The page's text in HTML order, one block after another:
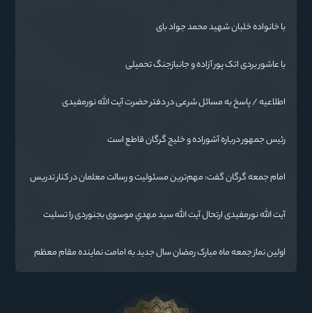
با خانواده خلبان شهید محمد جواد بای
با عاشور بردی اتک پور آزاده و جانبازجنگ تحمیلی
اطلاعیه / پاسخ به مسائل شرعی در دفتر حضرت آیت الله نورمفیدی
رئیس جمهور درباره آشوراده و خلیج گرگان قاطع است
امام جمعه گرگان گفت: مهم‌ترین مسئولیت و رسالت معلمان در کنار تدریس
ایران اسلامی است.
آیت الله نورمفیدی ارتحال آیت الله سيد مهدي موسوی بجنوردی را تسلیت
اولین نماز جمعه ماه مبارک رمضان سال جدید به امامت نماینده مقام معظم